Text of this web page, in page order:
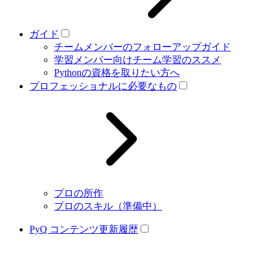
ガイド
チームメンバーのフォローアップガイド
学習メンバー向けチーム学習のススメ
Pythonの資格を取りたい方へ
プロフェッショナルに必要なもの
プロの所作
プロのスキル（準備中）
PyQ コンテンツ更新履歴